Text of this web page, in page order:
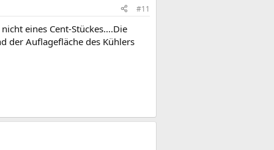
#11
eines Cent-Stückes....Die
der Auflagefläche des Kühlers